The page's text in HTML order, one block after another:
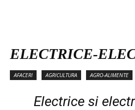
ELECTRICE-
AFACERI AGRICULTURA AGRO-ALIMENTE
Electrice si